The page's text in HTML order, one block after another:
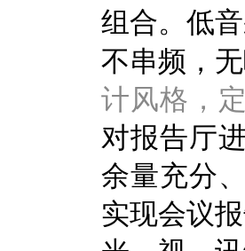
组合。低
不串频，
计风格，
对报告厅
余量充分
实现会议